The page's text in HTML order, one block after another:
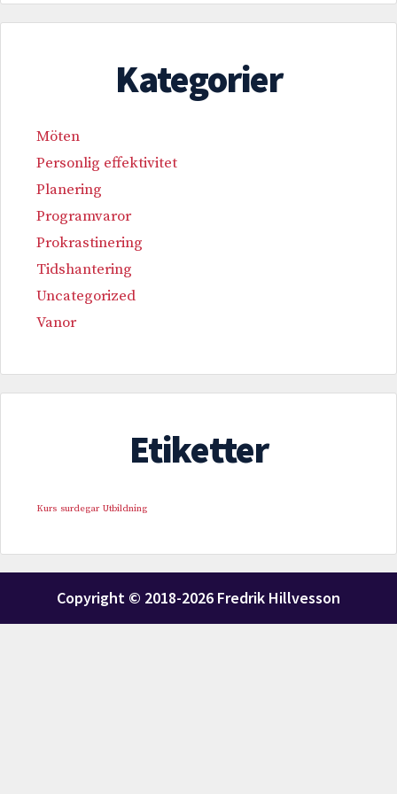
Kategorier
Möten
Personlig effektivitet
Planering
Programvaror
Prokrastinering
Tidshantering
Uncategorized
Vanor
Etiketter
Kurs surdegar Utbildning
Copyright © 2018-2026 Fredrik Hillvesson